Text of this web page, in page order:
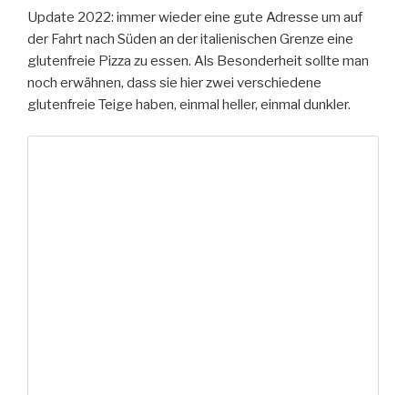
Update 2022: immer wieder eine gute Adresse um auf
der Fahrt nach Süden an der italienischen Grenze eine
glutenfreie Pizza zu essen. Als Besonderheit sollte man
noch erwähnen, dass sie hier zwei verschiedene
glutenfreie Teige haben, einmal heller, einmal dunkler.